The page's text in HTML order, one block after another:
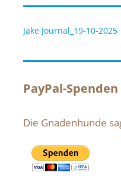
Jake Journal_19-10-2025
PayPal-Spenden
Die Gnadenhunde